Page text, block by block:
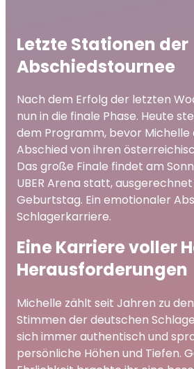
Letzte Stationen der
Abschiedstournee
Nach dem Erfolg der letzten
nun in die finale Phase. Heute
dem Programm, bevor Michelle
Abschied von ihren
Das große Finale findet am
UBER Arena statt,
Geburtstag. Ein emotionaler
Schlagerkarriere.
Eine Karriere voller
Herausforderungen
Michelle zählt seit Jahren zu
Stimmen der deutschen
sich immer authentisch und
persönliche Höhen und Tiefen.